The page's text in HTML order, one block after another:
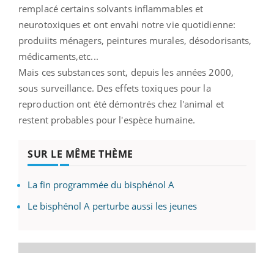
remplacé certains solvants inflammables et
neurotoxiques et ont envahi notre vie quotidienne:
produiits ménagers, peintures murales, désodorisants,
médicaments,etc...
Mais ces substances sont, depuis les années 2000,
sous surveillance. Des effets toxiques pour la
reproduction ont été démontrés chez l'animal et
restent probables pour l'espèce humaine.
SUR LE MÊME THÈME
La fin programmée du bisphénol A
Le bisphénol A perturbe aussi les jeunes